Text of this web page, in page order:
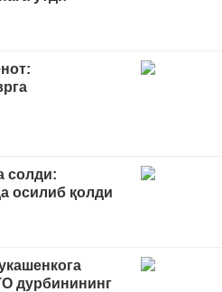
солди:
осилиб қолди
дурбинининг